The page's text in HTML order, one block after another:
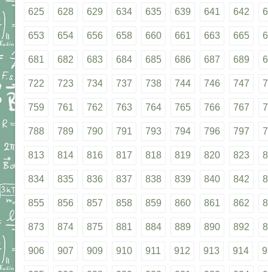
625 628 629 634 635 639 641 642
653 654 656 658 660 661 663 665
681 682 683 684 685 686 687 689
722 723 734 737 738 744 746 747
759 761 762 763 764 765 766 767
788 789 790 791 793 794 796 797
813 814 816 817 818 819 820 823
834 835 836 837 838 839 840 842
855 856 857 858 859 860 861 862
873 874 875 881 884 889 890 892
906 907 909 910 911 912 913 914